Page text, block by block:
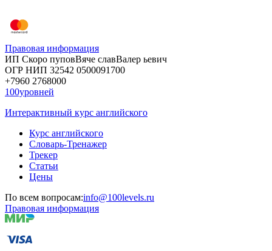
Правовая информация
ИП Скоро пуповВяче славВалер ьевич
ОГР НИП 32542 0500091700
+7960 2768000
100уровней
Интерактивный курс английского
Курс английского
Словарь-Тренажер
Трекер
Статьи
Цены
По всем вопросам:info@100levels.ru
Правовая информация